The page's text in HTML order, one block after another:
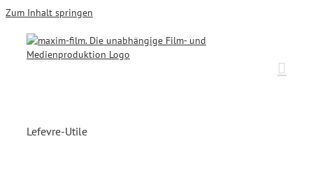
Zum Inhalt springen
Lefevre-Utile